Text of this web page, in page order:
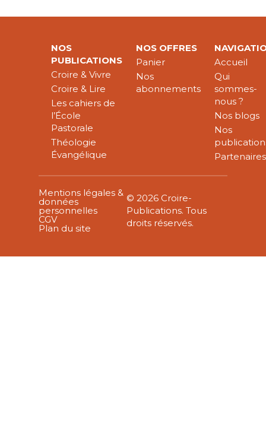
NOS
PUBLICATIONS
Croire & Vivre
Croire & Lire
Les cahiers de
l’École
Pastorale
Théologie
Évangélique
NOS OFFRES
Panier
Nos
abonnements
Accueil
Qui
sommes-
nous ?
Nos blogs
Nos
Partenaires
Mentions légales &
données
personnelles
CGV
Plan du site
© 2026 Croire-
Publications. Tous
droits réservés.